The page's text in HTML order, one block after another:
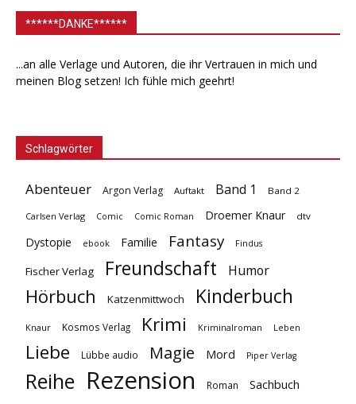
******DANKE******
...an alle Verlage und Autoren, die ihr Vertrauen in mich und
meinen Blog setzen! Ich fühle mich geehrt!
Schlagwörter
Abenteuer Argon Verlag Auftakt Band 1 Band 2
Carlsen Verlag Comic Comic Roman Droemer Knaur dtv
Dystopie ebook Familie Fantasy Findus
Fischer Verlag Freundschaft Humor
Hörbuch Katzenmittwoch Kinderbuch
Knaur Kosmos Verlag Krimi Kriminalroman Leben
Liebe Lübbe audio Magie Mord Piper Verlag
Reihe Rezension Roman Sachbuch